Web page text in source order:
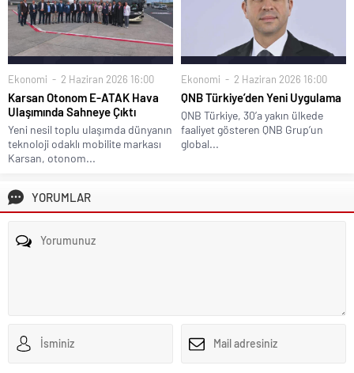
Ekonomi 2 Haziran 2026 16:00
Karsan Otonom E-ATAK Hava
Ulaşımında Sahneye Çıktı
Yeni nesil toplu ulaşımda dünyanın
teknoloji odaklı mobilite markası
Karsan, otonom...
Ekonomi 2 Haziran 2026 16:00
QNB Türkiye’den Yeni Uygulama
QNB Türkiye, 30’a yakın ülkede
faaliyet gösteren QNB Grup’un
global...
YORUMLAR